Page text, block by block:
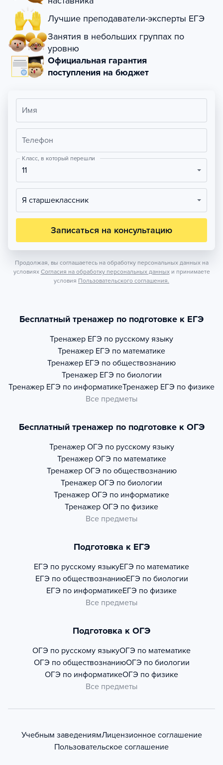
Лучшие преподаватели-эксперты ЕГЭ
Занятия в небольших группах по
уровню
Официальная гарантия
поступления на бюджет
Имя
Телефон
Класс, в который перешли
11
Я старшеклассник
Записаться на консультацию
Продолжая, вы соглашаетесь на обработку персональных данных на
условиях Согласия на обработку персональных данных и принимаете
условия Пользовательского соглашения.
Бесплатный тренажер по подготовке к ЕГЭ
Тренажер ЕГЭ по русскому языку
Тренажер ЕГЭ по математике
Тренажер ЕГЭ по обществознанию
Тренажер ЕГЭ по биологии
Тренажер ЕГЭ по информатикеТренажер ЕГЭ по физике
Все предметы
Бесплатный тренажер по подготовке к ОГЭ
Тренажер ОГЭ по русскому языку
Тренажер ОГЭ по математике
Тренажер ОГЭ по обществознанию
Тренажер ОГЭ по биологии
Тренажер ОГЭ по информатике
Тренажер ОГЭ по физике
Все предметы
Подготовка к ЕГЭ
ЕГЭ по русскому языкуЕГЭ по математике
ЕГЭ по обществознаниюЕГЭ по биологии
ЕГЭ по информатикеЕГЭ по физике
Все предметы
Подготовка к ОГЭ
ОГЭ по русскому языкуОГЭ по математике
ОГЭ по обществознаниюОГЭ по биологии
ОГЭ по информатикеОГЭ по физике
Все предметы
Учебным заведениямЛицензионное соглашение
Пользовательское соглашение